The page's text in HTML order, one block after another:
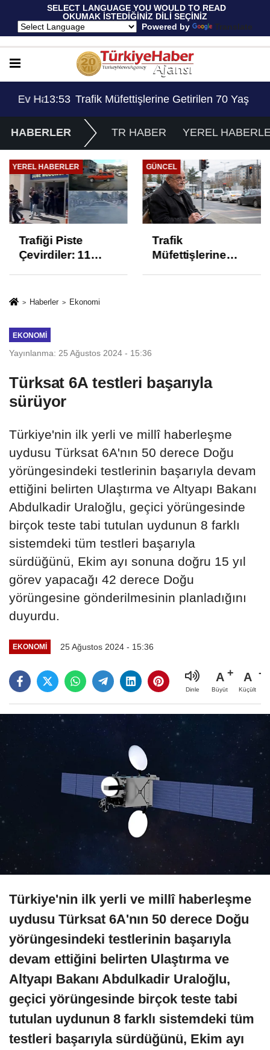
SELECT LANGUAGE YOU WOULD TO READ
OKUMAK İSTEDİĞİNİZ DİLİ SEÇİNİZ
Powered by
Translate
Hapsi, 2 Milyon Lira Ceza..!
13:53 Trafik Müfettişlerine Getirilen 70 Yaş
HABERLER TR HABER YEREL
YEREL HABERLER
Trafiği Piste
Çevirdiler: 11
Lira Ceza..!
GÜNCEL
Trafik
Müfettişlerine
Haberler Ekonomi
EKONOMI
Yayınlanma: 25 Ağustos 2024 - 15:36
Türksat 6A testleri başarıyla
sürüyor
Türkiye'nin ilk yerli ve millî haberleşme
uydusu Türksat 6A'nın 50 derece Doğu
yörüngesindeki testlerinin başarıyla devam
ettiğini belirten Ulaştırma ve Altyapı Bakanı
Abdulkadir Uraloğlu, geçici yörüngesinde
birçok teste tabi tutulan uydunun 8 farklı
sistemdeki tüm testleri başarıyla
sürdüğünü, Ekim ayı sonuna doğru 15 yıl
görev yapacağı 42 derece Doğu
yörüngesine gönderilmesinin planladığını
duyurdu.
EKONOMI 25 Ağustos 2024 - 15:36
Dinle
A
Büyüt
A
Küçült
Türkiye'nin ilk yerli ve millî haberleşme
uydusu Türksat 6A'nın 50 derece Doğu
yörüngesindeki testlerinin başarıyla
devam ettiğini belirten Ulaştırma ve
Altyapı Bakanı Abdulkadir Uraloğlu,
geçici yörüngesinde birçok teste tabi
tutulan uydunun 8 farklı sistemdeki tüm
testleri başarıyla sürdüğünü, Ekim ayı